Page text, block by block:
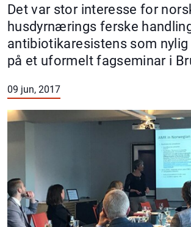
Det var stor interesse for
husdyrnærings ferske
antibiotikaresistens som
på et uformelt fagseminar i
09 jun, 2017